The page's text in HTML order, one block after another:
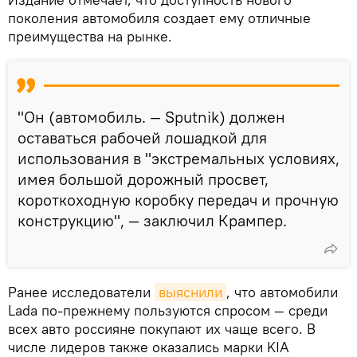
поколения автомобиля создает ему отличные
преимущества на рынке.
"Он (автомобиль. — Sputnik) должен
оставаться рабочей лошадкой для
использования в "экстремальных условиях,
имея большой дорожный просвет,
короткоходную коробку передач и прочную
конструкцию", — заключил Крампер.
Ранее исследователи выяснили , что автомобили
Lada по-прежнему пользуются спросом — среди
всех авто россияне покупают их чаще всего. В
числе лидеров также оказались марки KIA